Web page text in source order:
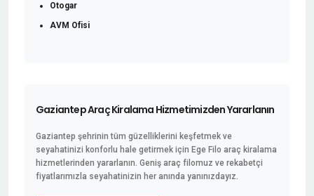
Otogar
AVM Ofisi
Gaziantep Araç Kiralama Hizmetimizden Yararlanın
Gaziantep şehrinin tüm güzelliklerini keşfetmek ve
seyahatinizi konforlu hale getirmek için Ege Filo araç kiralama
hizmetlerinden yararlanın. Geniş araç filomuz ve rekabetçi
fiyatlarımızla seyahatinizin her anında yanınızdayız.